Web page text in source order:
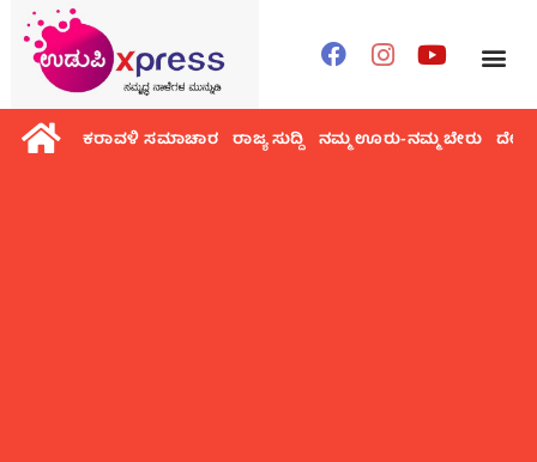
ಕರಾವಳಿ ಸಮಾಚಾರ ರಾಜ್ಯ ಸುದ್ದಿ ನಮ್ಮ ಊರು-ನಮ್ಮ ಬೇರು ದೇಶ